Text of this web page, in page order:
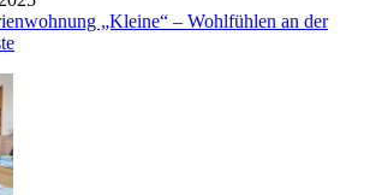
„Kleine“ – Wohlfühlen an der